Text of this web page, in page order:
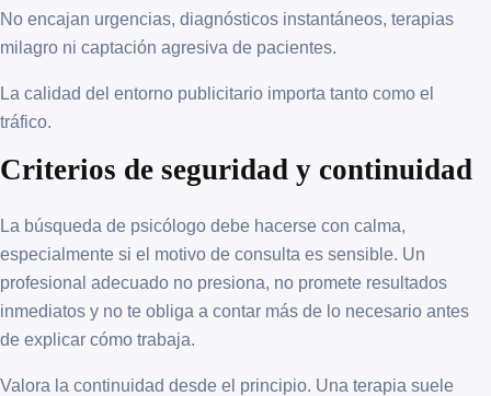
No encajan urgencias, diagnósticos instantáneos, terapias
milagro ni captación agresiva de pacientes.
La calidad del entorno publicitario importa tanto como el
tráfico.
Criterios de seguridad y continuidad
La búsqueda de psicólogo debe hacerse con calma,
especialmente si el motivo de consulta es sensible. Un
profesional adecuado no presiona, no promete resultados
inmediatos y no te obliga a contar más de lo necesario antes
de explicar cómo trabaja.
Valora la continuidad desde el principio. Una terapia suele